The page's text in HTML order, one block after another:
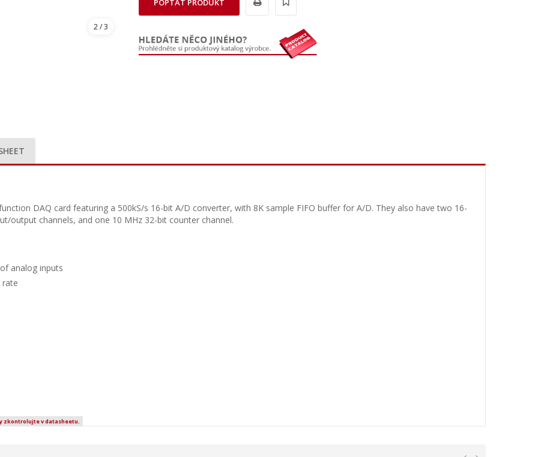
2/ 3
POPTAT PRODUKT
DAQ card featuring a 500kS/s 16-bit A/D converter, with 8K sample FIFO buffer for A/D. They also have two 16-
output channels, and one 10 MHz 32-bit counter channel.
analog inputs
rate
zkontrolujte v datasheetu.